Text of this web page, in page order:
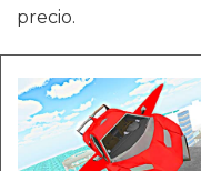
precio.